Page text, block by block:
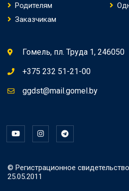
Родителям
Заказчикам
Гомель, пл. Труда 1, 246050
+375 232 51-21-00
ggdst@mail.gomel.by
© Регистрационное
25.05.2011